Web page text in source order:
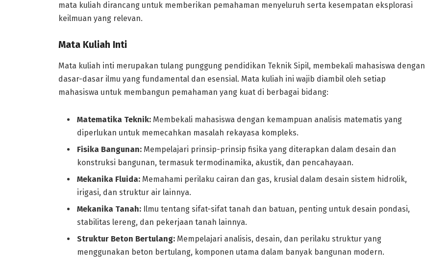
mata kuliah dirancang untuk memberikan pemahaman menyeluruh serta kesempatan eksplorasi
keilmuan yang relevan.
Mata Kuliah Inti
Mata kuliah inti merupakan tulang punggung pendidikan Teknik Sipil, membekali mahasiswa dengan
dasar-dasar ilmu yang fundamental dan esensial. Mata kuliah ini wajib diambil oleh setiap
mahasiswa untuk membangun pemahaman yang kuat di berbagai bidang:
Matematika Teknik:Membekali mahasiswa dengan kemampuan analisis matematis yang
diperlukan untuk memecahkan masalah rekayasa kompleks.
Fisika Bangunan:Mempelajari prinsip-prinsip fisika yang diterapkan dalam desain dan
konstruksi bangunan, termasuk termodinamika, akustik, dan pencahayaan.
Mekanika Fluida:Memahami perilaku cairan dan gas, krusial dalam desain sistem hidrolik,
irigasi, dan struktur air lainnya.
Mekanika Tanah:Ilmu tentang sifat-sifat tanah dan batuan, penting untuk desain pondasi,
stabilitas lereng, dan pekerjaan tanah lainnya.
Struktur Beton Bertulang:Mempelajari analisis, desain, dan perilaku struktur yang
menggunakan beton bertulang, komponen utama dalam banyak bangunan modern.